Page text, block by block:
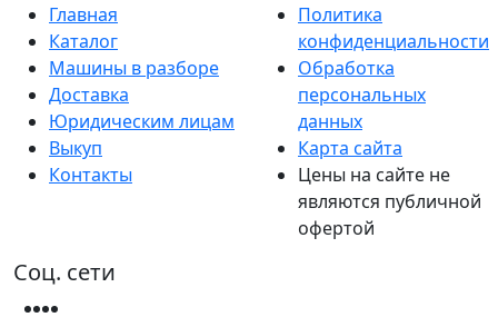
Главная
Каталог
Машины в разборе
Доставка
Юридическим лицам
Выкуп
Контакты
Политика
конфиденциальности
Обработка
персональных
данных
Карта сайта
Цены на сайте не
являются публичной
офертой
Соц. сети